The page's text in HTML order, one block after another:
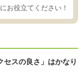
お役立てください！
セスの良さ」はかなり